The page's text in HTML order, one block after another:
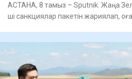
АСТАНА, 8 тамыз – Sputnik. Жаңа
ші санкциялар пакетін жариялап,